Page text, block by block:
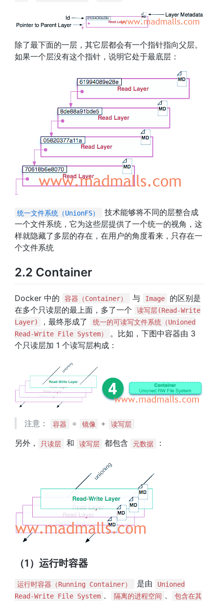
除了最下面的一层，其它层都会有一个指针指向父层。
如果一个层没有这个指针，说明它处于最底层：
统一文件系统（UnionFS）
技术能够将不同的层整合成
一个文件系统，它为这些层提供了一个统一的视角，这
样就隐藏了多层的存在，在用户的角度看来，只存在一
个文件系统
2.2 Container
Docker 中的 容器（Container） 与 Image
的区别是
在多个只读层的最上面，多了一个
读写层(Read-Write
Layer)
，最终形成了
统一的可读写文件系统（Unioned
Read-Write File System）
。比如，下图中容器由 3
个只读层加 1 个读写层构成：
注意： 容器 = 镜像 + 读写层
另外， 只读层 和 读写层 都包含 元数据 ：
（1）运行时容器
运行时容器（Running Container） 是由
Unioned
Read-Write File System 、 隔离的进程空间 、
包含在其